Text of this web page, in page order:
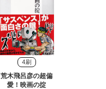
4刷
荒木飛呂彦の超偏
愛！映画の掟